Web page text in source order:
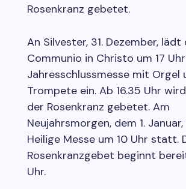
Rosenkranz gebetet.
An Silvester, 31. Dezember, lädt
Communio in Christo um 17
Jahresschlussmesse mit Orgel
Trompete ein. Ab 16.35 Uhr
der Rosenkranz gebetet. Am
Neujahrsmorgen, dem 1.
Heilige Messe um 10 Uhr statt.
Rosenkranzgebet beginnt
Uhr.